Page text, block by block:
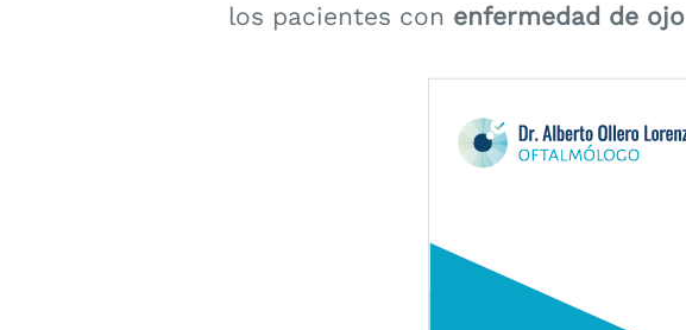
los pacientes con enfermedad de